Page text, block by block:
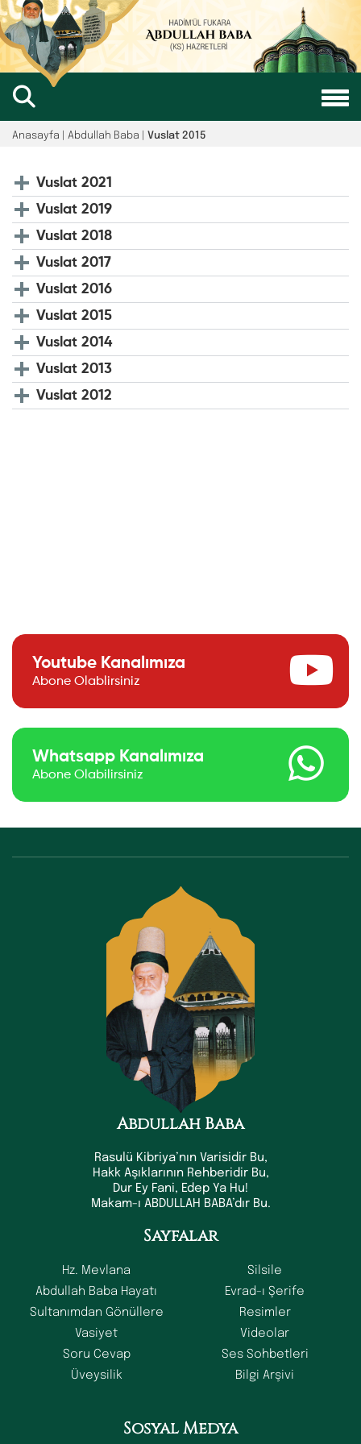
Anasayfa | Abdullah Baba | Vuslat 2015
Vuslat 2021
Vuslat 2019
Vuslat 2018
Vuslat 2017
Vuslat 2016
Vuslat 2015
Vuslat 2014
Vuslat 2013
Vuslat 2012
Youtube Kanalımıza
Abone Olablirsiniz
Whatsapp Kanalımıza
Abone Olabilirsiniz
Abdullah Baba
Rasulü Kibriya’nın Varisidir Bu,
Hakk Aşıklarının Rehberidir Bu,
Dur Ey Fani, Edep Ya Hu!
Makam-ı ABDULLAH BABA’dır Bu.
Sayfalar
Hz. Mevlana
Abdullah Baba Hayatı
Sultanımdan Gönüllere
Vasiyet
Soru Cevap
Üveysilik
Silsile
Evrad-ı Şerife
Resimler
Videolar
Ses Sohbetleri
Bilgi Arşivi
Sosyal Medya